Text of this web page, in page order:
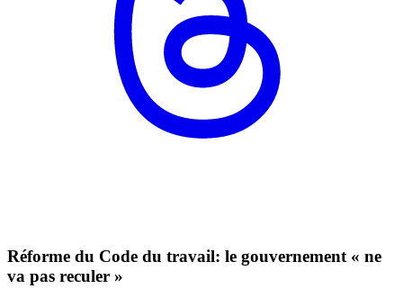
Réforme du Code du travail: le gouvernement « ne
va pas reculer »